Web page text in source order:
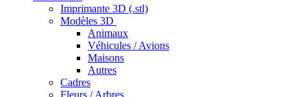
Imprimante 3D (.stl)
Modèles 3D
Animaux
Véhicules / Avions
Maisons
Autres
Cadres
Fleurs / Arbres